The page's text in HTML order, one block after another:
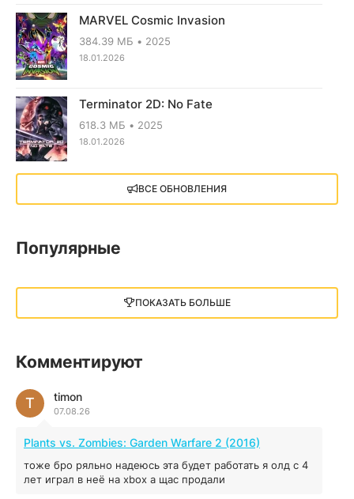
MARVEL Cosmic Invasion
384.39 МБ 2025
18.01.2026
Terminator 2D: No Fate
618.3 МБ 2025
18.01.2026
X4: Foundations (2018)
13.73 GB 2018
13 ГБ 2025
illWill
04.12.2025
MAFIA: THE OLD COUNTRY
44.98 ГБ 2025
04.12.2025
ВСЕ ОБНОВЛЕНИЯ
Популярные
ПОКАЗАТЬ БОЛЬШЕ
Комментируют
timon
07.08.26
T
Plants vs. Zombies: Garden Warfare 2 (2016)
тоже бро ряльно надеюсь эта будет работать я олд с 4
лет играл в неё на xbox а щас продали